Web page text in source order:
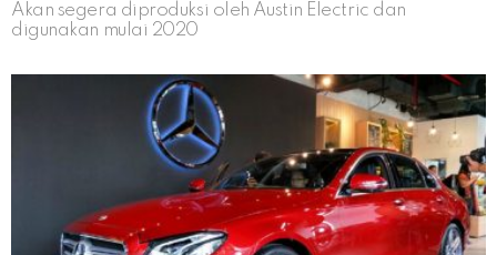
Akan segera diproduksi oleh Austin Electric dan
digunakan mulai 2020